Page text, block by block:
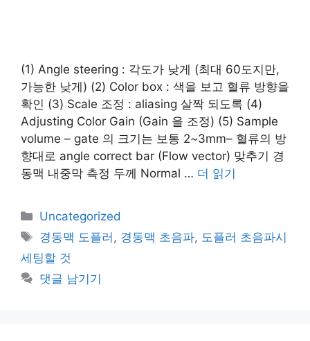
(1) Angle steering : 각도가 낮게 (최대 60도지만,
가능한 낮게) (2) Color box : 색을 보고 혈류 방향을
확인 (3) Scale 조정 : aliasing 살짝 되도록 (4)
Adjusting Color Gain (Gain 을 조정) (5) Sample
volume – gate 의 크기는 보통 2~3mm– 혈류의 방
향대로 angle correct bar (Flow vector) 맞추기 경
동맥 내중막 측정 두께 Normal … 더 읽기
카
테
리
Uncategorized
태
그
경동맥 도플러 , 경동맥 초음파, 도플러 초음파시
세팅할 것
댓글 남기기